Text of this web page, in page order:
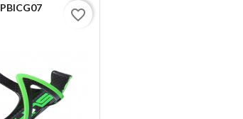
PBICG07 favorite_border